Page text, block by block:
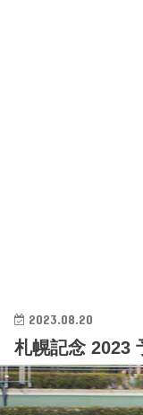
2023.08.20
札幌記念 2023